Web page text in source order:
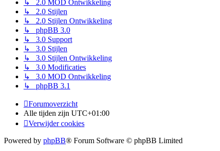
↳ 2.0 MOD Ontwikkeling
↳ 2.0 Stijlen
↳ 2.0 Stijlen Ontwikkeling
↳ phpBB 3.0
↳ 3.0 Support
↳ 3.0 Stijlen
↳ 3.0 Stijlen Ontwikkeling
↳ 3.0 Modificaties
↳ 3.0 MOD Ontwikkeling
↳ phpBB 3.1
Forumoverzicht
Alle tijden zijn UTC+01:00
Verwijder cookies
Powered by phpBB® Forum Software © phpBB Limited